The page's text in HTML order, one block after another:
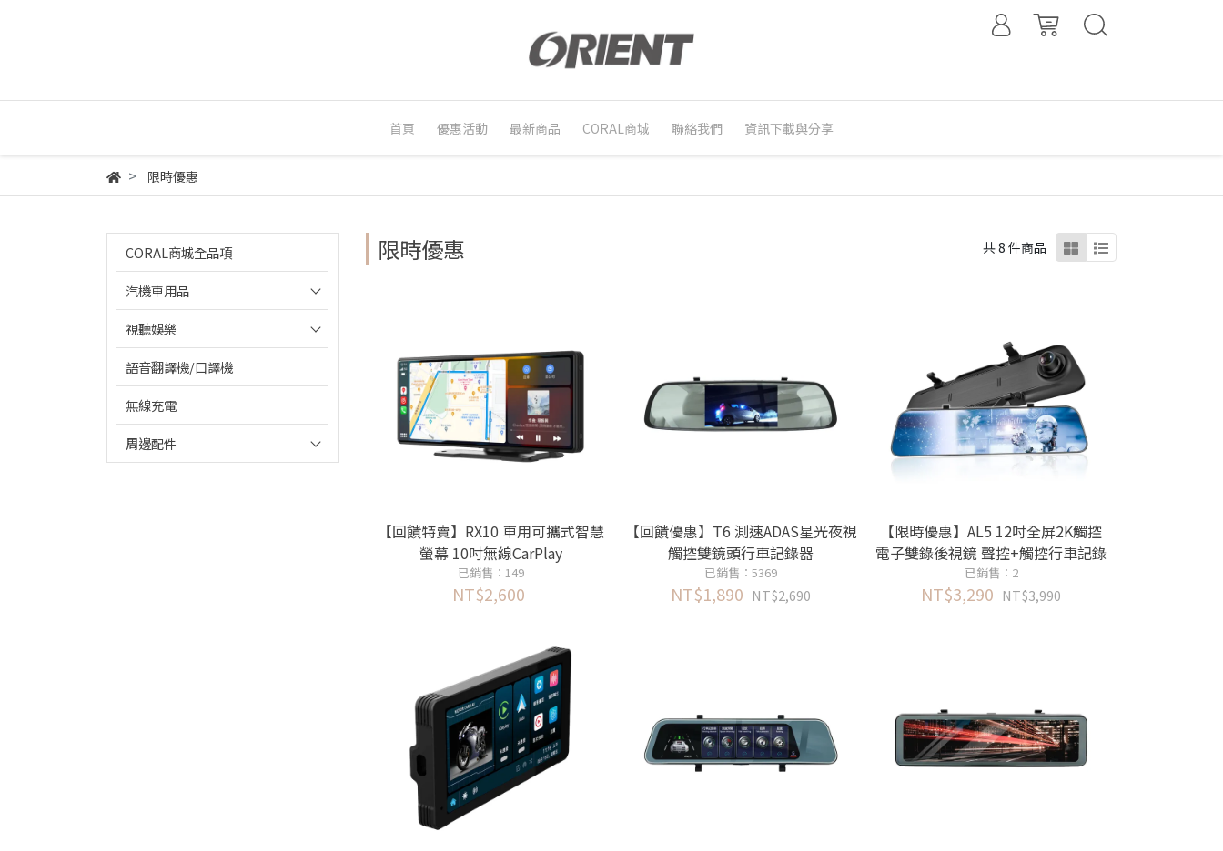
首頁 優惠活動 最新商品 CORAL商城 聯絡我們 資訊下載與分享
限時優惠
CORAL商城全品項
汽機車用品
視聽娛樂
語音翻譯機/口譯機
無線充電
周邊配件
限時優惠 共 8 件商品
【回饋特賣】RX10 車用可攜式智慧
螢幕 10吋無線CarPlay
已銷售：149
NT$2,600
【回饋優惠】T6 測速ADAS星光夜視
觸控雙鏡頭行車記錄器
已銷售：5369
NT$1,890 NT$2,690
【限時優惠】AL5 12吋全屏2K觸控
電子雙錄後視鏡 聲控+觸控行車記錄
器 10米後鏡頭訊號
已銷售：2
NT$3,290 NT$3,990